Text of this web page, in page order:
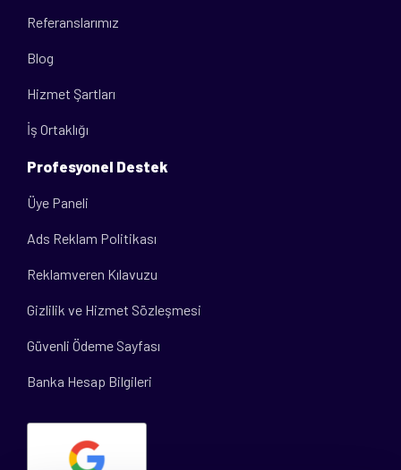
Referanslarımız
Blog
Hizmet Şartları
İş Ortaklığı
Profesyonel Destek
Üye Paneli
Ads Reklam Politikası
Reklamveren Kılavuzu
Gizlilik ve Hizmet Sözleşmesi
Güvenli Ödeme Sayfası
Banka Hesap Bilgileri